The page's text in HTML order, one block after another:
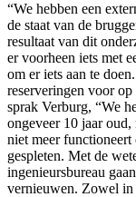
“We hebben een
de staat van de
resultaat van dit
er voorheen iets met
om er iets aan te
reserveringen voor
sprak Verburg, “We
ongeveer 10 jaar oud,
niet meer
gespleten. Met de
ingenieursbureau
vernieuwen. Zowel in